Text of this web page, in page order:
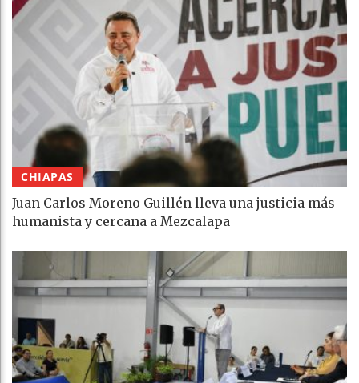
CHIAPAS
Juan Carlos Moreno Guillén lleva una justicia más
humanista y cercana a Mezcalapa